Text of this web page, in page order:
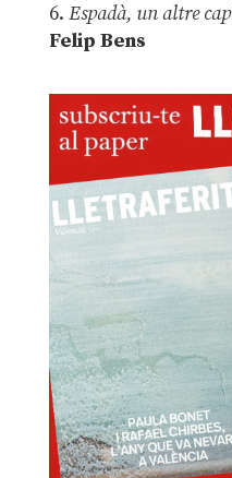
6. Espadà, un altre
Felip Bens